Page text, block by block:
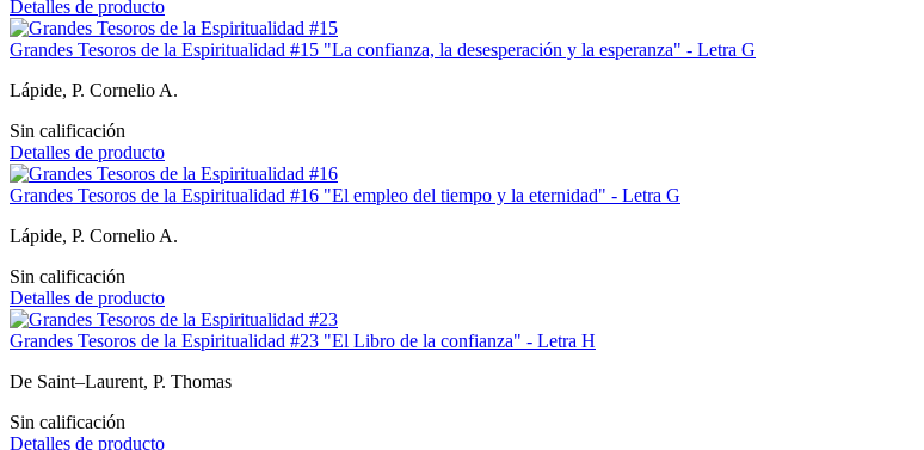
Detalles de producto
Grandes Tesoros de la Espiritualidad #15 "La confianza, la desesperación y la esperanza" - Letra G
Lápide, P. Cornelio A.
Sin calificación
Detalles de producto
Grandes Tesoros de la Espiritualidad #16 "El empleo del tiempo y la eternidad" - Letra G
Lápide, P. Cornelio A.
Sin calificación
Detalles de producto
Grandes Tesoros de la Espiritualidad #23 "El Libro de la confianza" - Letra H
De Saint–Laurent, P. Thomas
Sin calificación
Detalles de producto